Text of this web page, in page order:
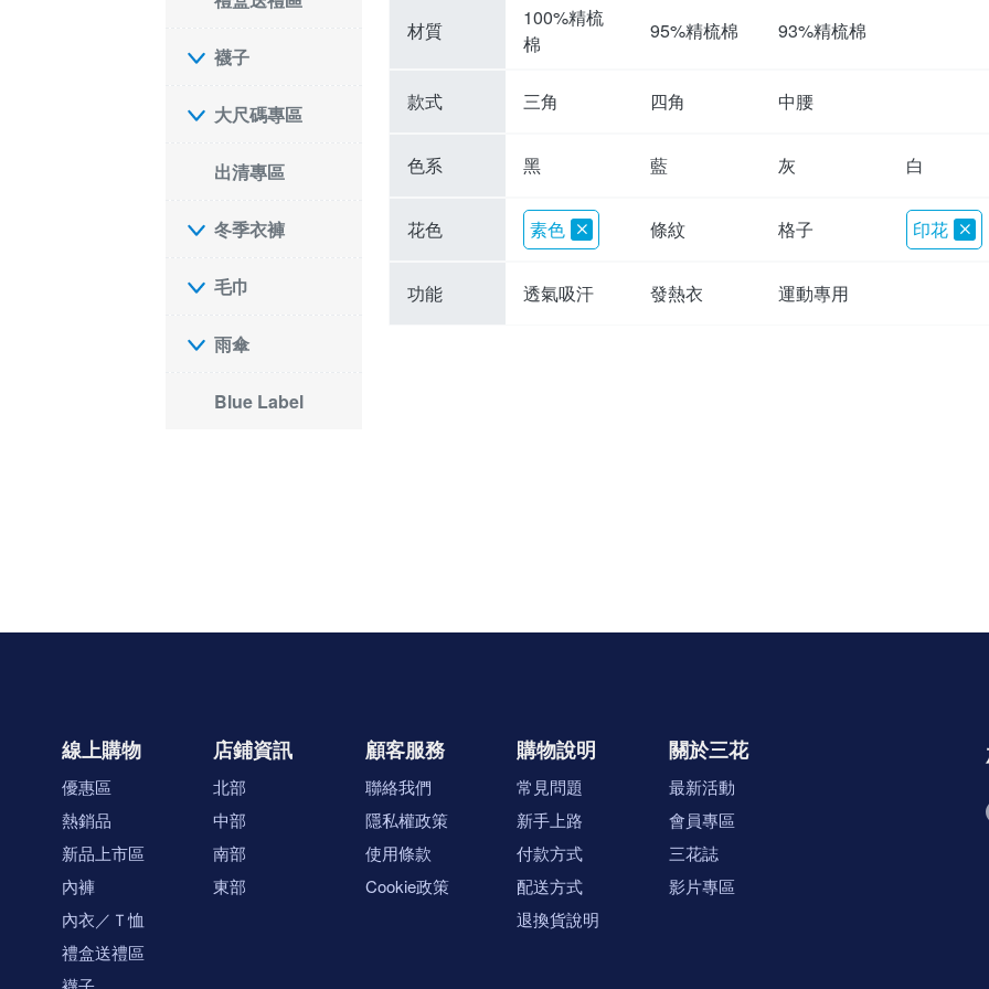
襪子
大尺碼專區
出清專區
冬季衣褲
毛巾
雨傘
Blue Label
材質
100%精梳
棉
95%精梳棉 93%精梳棉
款式 三角 四角 中腰
色系 黑 藍 灰 白
花色 素色 條紋 格子 印花
功能 透氣吸汗 發熱衣 運動專用
線上購物
優惠區
熱銷品
新品上市區
內褲
內衣／Ｔ恤
禮盒送禮區
店鋪資訊
北部
中部
南部
東部
顧客服務
聯絡我們
隱私權政策
使用條款
Cookie政策
購物說明
常見問題
新手上路
付款方式
配送方式
退換貨說明
關於三花
最新活動
會員專區
三花誌
影片專區